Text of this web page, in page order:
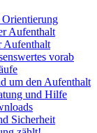
Aufenthalt
Aufenthalt
vorab
um den Aufenthalt
und Hilfe
Sicherheit